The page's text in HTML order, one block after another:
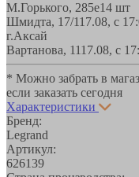
М.Горького, 285е14 шт
Шмидта, 17/117.08, с
г.Аксай
Вартанова, 1117.08, с
* Можно забрать в
если заказать сегодня
Характеристики
Бренд:
Legrand
Артикул:
626139